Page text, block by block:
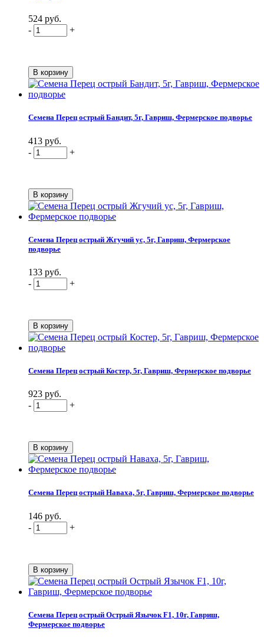
524 руб.
-
+
Семена Перец острый Бандит, 5г, Гавриш, Фермерское подворье
413 руб.
-
+
Семена Перец острый Жгучий ус, 5г, Гавриш, Фермерское
подворье
133 руб.
-
+
Семена Перец острый Костер, 5г, Гавриш, Фермерское подворье
923 руб.
-
+
Семена Перец острый Наваха, 5г, Гавриш, Фермерское подворье
146 руб.
-
+
Семена Перец острый Острый Язычок F1, 10г, Гавриш,
Фермерское подворье